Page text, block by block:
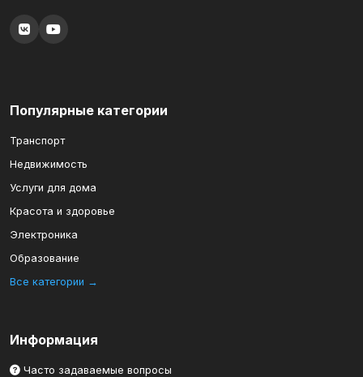
Популярные категории
Транспорт
Недвижимость
Услуги для дома
Красота и здоровье
Электроника
Образование
Все категории →
Информация
Часто задаваемые вопросы